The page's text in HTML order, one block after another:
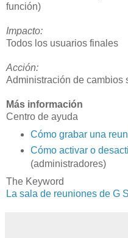
función)
Impacto:
Todos los usuarios finales
Acción:
Administración de cambios
Más información
Centro de ayuda
Cómo grabar una
Cómo activar o
(administradores)
The Keyword
La sala de reuniones de G